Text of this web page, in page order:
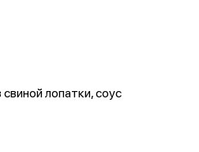
лопатки, соус